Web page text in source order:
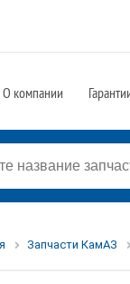
О компании
Запчасти КамАЗ